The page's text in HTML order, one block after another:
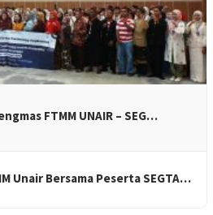
FTMM UNAIR – SEG…
Unair Bersama Peserta SEGTA…